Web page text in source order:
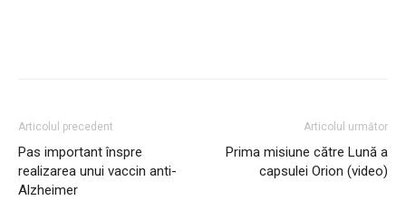
Articolul precedent
Pas important înspre
realizarea unui vaccin anti-
Alzheimer
Articolul următor
Prima misiune către Lună a
capsulei Orion (video)